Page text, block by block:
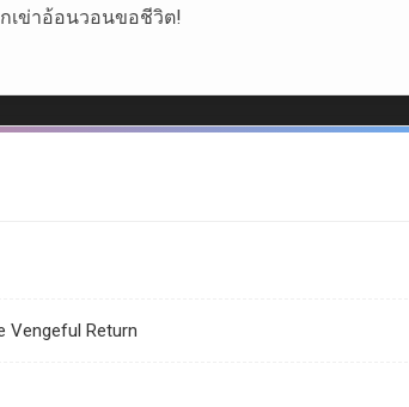
เข่าอ้อนวอนขอชีวิต!
Vengeful Return